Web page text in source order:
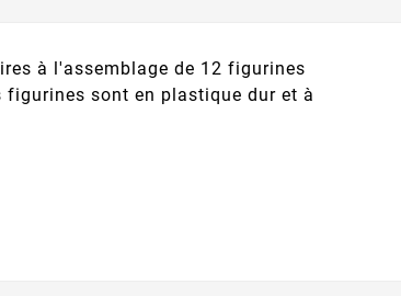
à l'assemblage de 12 figurines
figurines sont en plastique dur et à